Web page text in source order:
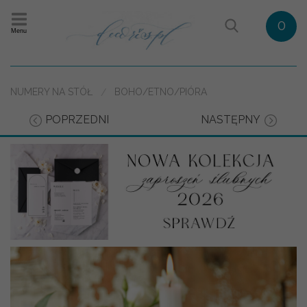
Menu 0
NUMERY NA STÓŁ BOHO/ETNO/PIÓRA
POPRZEDNI NASTĘPNY